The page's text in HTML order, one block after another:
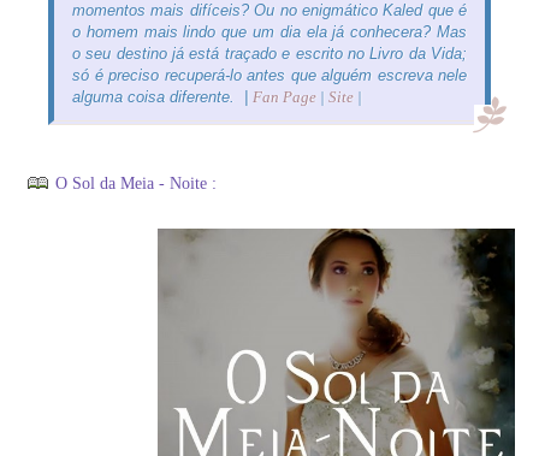
momentos mais difíceis? Ou no enigmático Kaled que é
o homem mais lindo que um dia ela já conhecera? Mas
o seu destino já está traçado e escrito no Livro da Vida;
só é preciso recuperá-lo antes que alguém escreva nele
alguma coisa diferente. | Fan Page | Site |
O Sol da Meia - Noite :